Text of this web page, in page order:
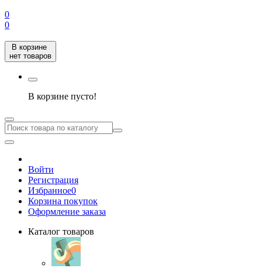
0
0
В корзине
нет товаров
В корзине пусто!
Войти
Регистрация
Избранное0
Корзина покупок
Оформление заказа
Каталог товаров